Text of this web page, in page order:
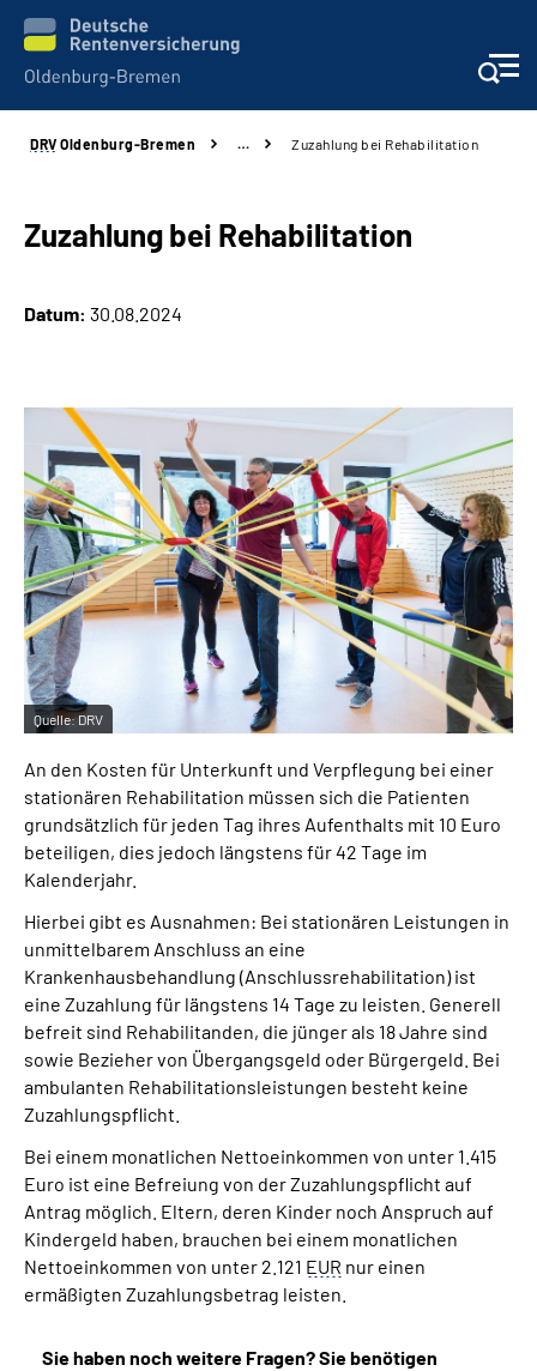
Services
Beratung und Kontakt
Presse
Über Uns
Inhalte in Gebärdensprache (DGS)
Leichte Sprache
Suche
Mein Kundenportal
DRV Oldenburg-Bremen … Zuzahlung bei Rehabilitation
Zuzahlung bei Rehabilitation
Datum: 30.08.2024
Quelle:DRV
An den Kosten für Unterkunft und Verpflegung bei einer
stationären Rehabilitation müssen sich die Patienten
grundsätzlich für jeden Tag ihres Aufenthalts mit 10 Euro
beteiligen, dies jedoch längstens für 42 Tage im
Kalenderjahr.
Hierbei gibt es Ausnahmen: Bei stationären Leistungen in
unmittelbarem Anschluss an eine
Krankenhausbehandlung (Anschlussrehabilitation) ist
eine Zuzahlung für längstens 14 Tage zu leisten. Generell
befreit sind Rehabilitanden, die jünger als 18 Jahre sind
sowie Bezieher von Übergangsgeld oder Bürgergeld. Bei
ambulanten Rehabilitationsleistungen besteht keine
Zuzahlungspflicht.
Bei einem monatlichen Nettoeinkommen von unter 1.415
Euro ist eine Befreiung von der Zuzahlungspflicht auf
Antrag möglich. Eltern, deren Kinder noch Anspruch auf
Kindergeld haben, brauchen bei einem monatlichen
Nettoeinkommen von unter 2.121 EUR nur einen
ermäßigten Zuzahlungsbetrag leisten.
Sie haben noch weitere Fragen? Sie benötigen